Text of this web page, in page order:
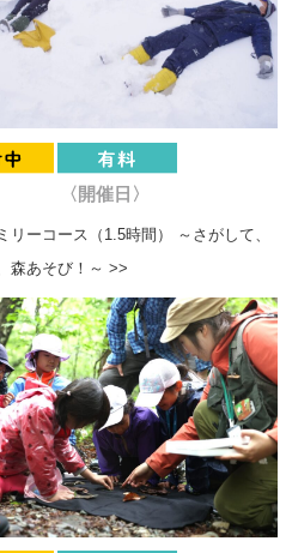
〈開催日〉
リーコース（1.5時間） ～さがして、
森あそび！～ >>